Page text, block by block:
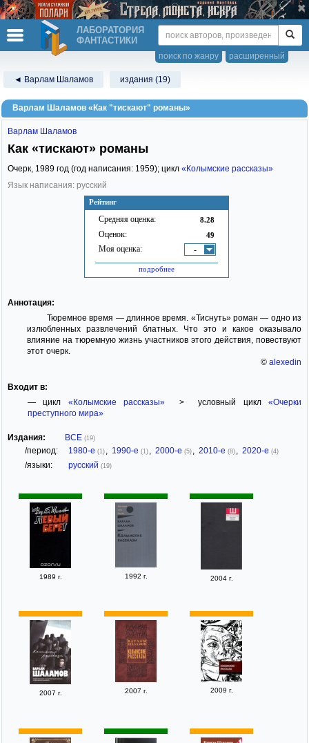
ЛАБОРАТОРИЯ
ФАНТАСТИКИ
расширенный
поиск по жанру
◄ Варлам Шаламов издания (19)
Варлам Шаламов «Как "тискают" романы»
Рейтинг
Средняя оценка: 8.28
Оценок: 49
Моя оценка: -
подробнее
Варлам Шаламов
Как «тискают» романы
Очерк, 1989 год (год написания: 1959); цикл «Колымские рассказы»
Язык написания: русский
Аннотация:
Тюремное время — длинное время. «Тиснуть» роман — одно из
излюбленных развлечений блатных. Что это и какое оказывало
влияние на тюремную жизнь участников этого действия, повествуют
этот очерк.
© alexedin
Входит в:
— цикл «Колымские рассказы»> условный цикл«Очерки
преступного мира»
Издания: ВСЕ (19)
/период: 1980-е (1) 1990-е (1) 2000-е (5) 2010-е (8) 2020-е (4)
/языки: русский (19)
1989 г. 1992 г. 2004 г.
2007 г. 2007 г. 2009 г.